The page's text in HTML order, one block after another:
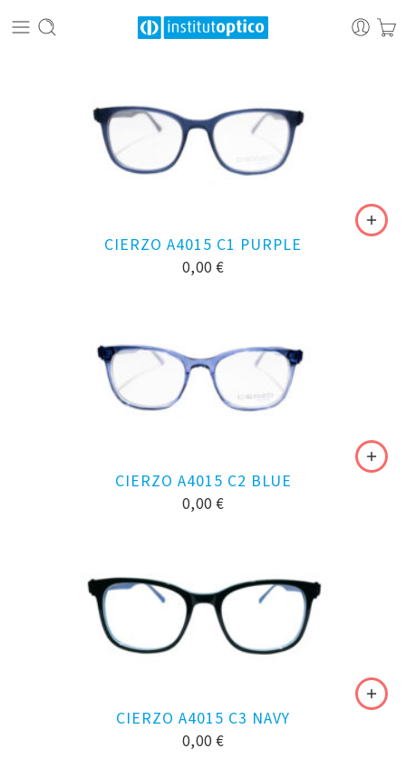
CIERZO A4015 C1 PURPLE
0,00 €
CIERZO A4015 C2 BLUE
0,00 €
CIERZO A4015 C3 NAVY
0,00 €